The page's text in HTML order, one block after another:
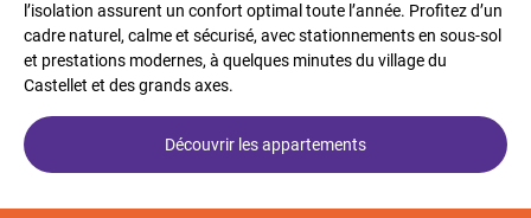
l’isolation assurent un confort optimal toute l’année. Profitez d’un
cadre naturel, calme et sécurisé, avec stationnements en sous-sol
et prestations modernes, à quelques minutes du village du
Castellet et des grands axes.
Découvrir les appartements